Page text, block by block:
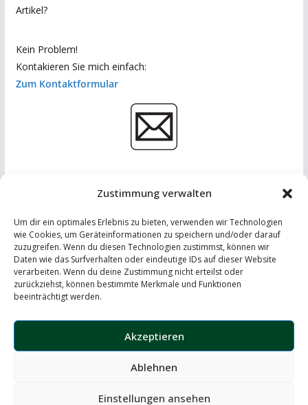
Zustimmung verwalten
Um dir ein optimales Erlebnis zu bieten, verwenden wir Technologien
wie Cookies, um Geräteinformationen zu speichern und/oder darauf
zuzugreifen. Wenn du diesen Technologien zustimmst, können wir
Daten wie das Surfverhalten oder eindeutige IDs auf dieser Website
verarbeiten. Wenn du deine Zustimmung nicht erteilst oder
zurückziehst, können bestimmte Merkmale und Funktionen
beeinträchtigt werden.
Akzeptieren
Ablehnen
Einstellungen ansehen
Artikel?
Kein Problem!
Kontakieren Sie mich einfach:
Zum Kontaktformular
IMPRESSUM-DATENSCHUTZERKLÄRUNG- KONTAKT
LinkedIn
Instagram
Rechte vorbehalten.